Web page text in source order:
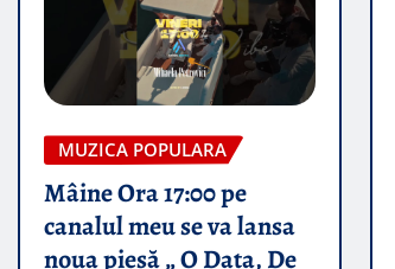
MUZICA POPULARA
Mâine Ora 17:00 pe
canalul meu se va lansa
noua piesă „ O Data, De